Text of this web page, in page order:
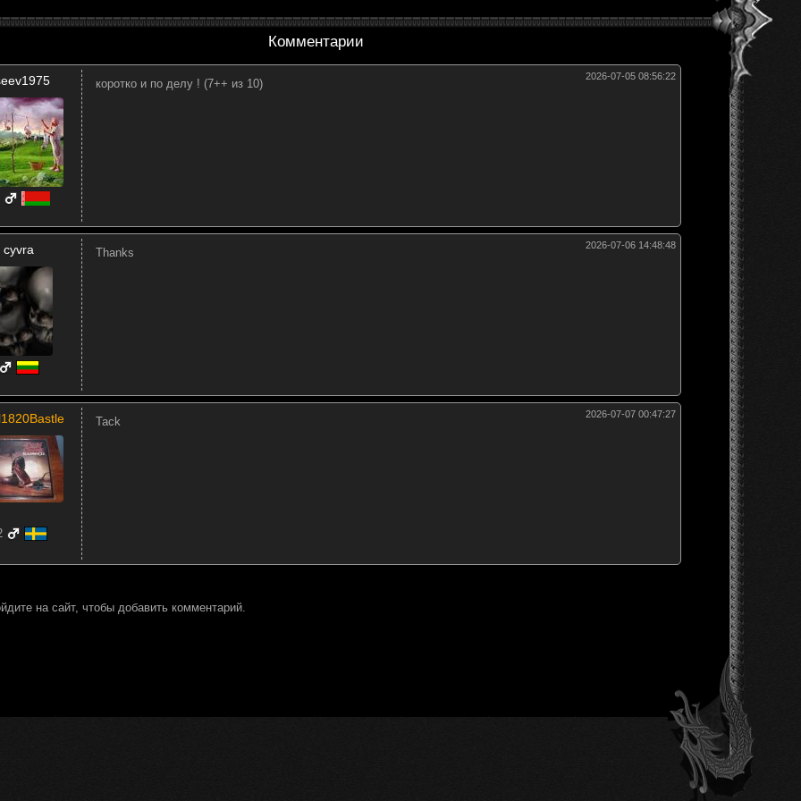
Комментарии
2026-07-05 08:56:22
коротко и по делу ! (7++ из 10)
cyvra 2026-07-06 14:48:48
Thanks
2026-07-07 00:47:27
Tack
на сайт, чтобы добавить комментарий.